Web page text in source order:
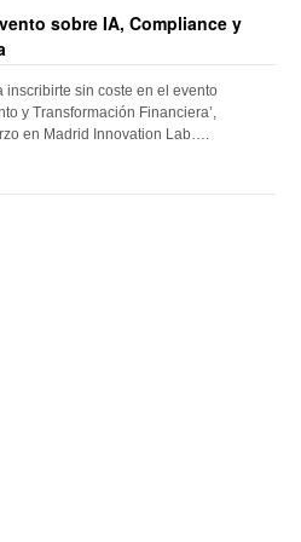
sobre IA, Compliance y
inscribirte sin coste en el evento
y Transformación Financiera’,
en Madrid Innovation Lab….